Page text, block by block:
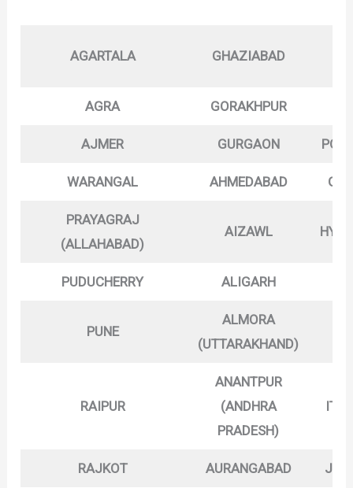
AGARTALA GHAZIABAD
AGRA GORAKHPUR
AJMER GURGAON
WARANGAL AHMEDABAD
PRAYAGRAJ
(ALLAHABAD)
AIZAWL
PUDUCHERRY ALIGARH
PUNE
ALMORA
(UTTARAKHAND)
RAIPUR
ANANTPUR
(ANDHRA
PRADESH)
RAJKOT AURANGABAD